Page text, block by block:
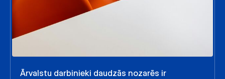
Ārvalstu darbinieki daudzās nozarēs ir